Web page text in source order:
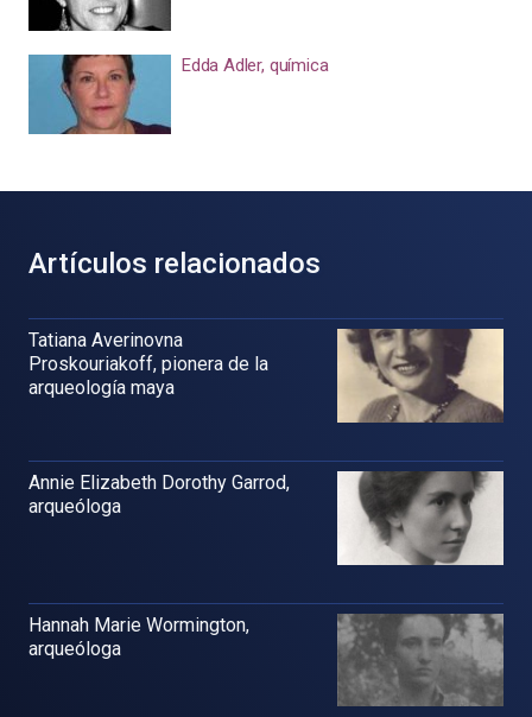
Edda Adler, química
Artículos relacionados
Tatiana Averinovna
Proskouriakoff, pionera de la
arqueología maya
Annie Elizabeth Dorothy Garrod,
arqueóloga
Hannah Marie Wormington,
arqueóloga